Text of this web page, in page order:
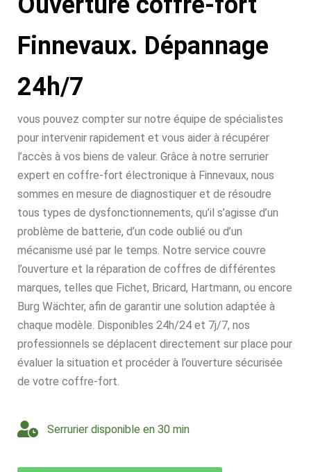
Finnevaux. Dépannage
24h/7
vous pouvez compter sur notre équipe de spécialistes
pour intervenir rapidement et vous aider à récupérer
l’accès à vos biens de valeur. Grâce à notre serrurier
expert en coffre-fort électronique à Finnevaux, nous
sommes en mesure de diagnostiquer et de résoudre
tous types de dysfonctionnements, qu’il s’agisse d’un
problème de batterie, d’un code oublié ou d’un
mécanisme usé par le temps. Notre service couvre
l’ouverture et la réparation de coffres de différentes
marques, telles que Fichet, Bricard, Hartmann, ou encore
Burg Wächter, afin de garantir une solution adaptée à
chaque modèle. Disponibles 24h/24 et 7j/7, nos
professionnels se déplacent directement sur place pour
évaluer la situation et procéder à l’ouverture sécurisée
de votre coffre-fort.
Serrurier disponible en 30 min